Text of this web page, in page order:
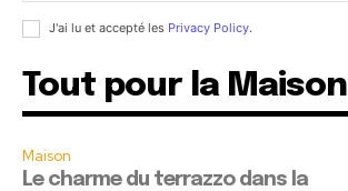
J'ai lu et accepté les Privacy Policy.
Tout pour la Maison
Maison
Le charme du terrazzo dans la